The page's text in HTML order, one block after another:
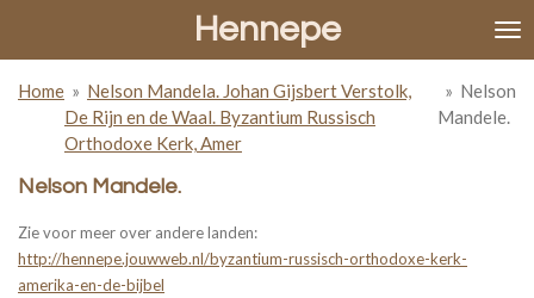
de
hoofdinhoud
Hennepe
Home » Nelson Mandela. Johan Gijsbert Verstolk,
De Rijn en de Waal. Byzantium Russisch
Orthodoxe Kerk, Amer
» Nelson
Mandele.
Nelson Mandele.
Zie voor meer over andere landen:
http://hennepe.jouwweb.nl/byzantium-russisch-orthodoxe-kerk-
amerika-en-de-bijbel